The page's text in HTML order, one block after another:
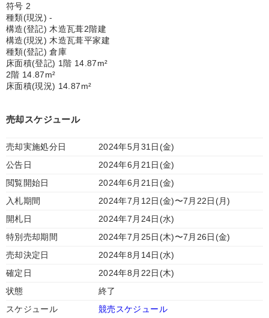
符号 2
種類(現況) -
構造(登記) 木造瓦葺2階建
構造(現況) 木造瓦葺平家建
種類(登記) 倉庫
床面積(登記) 1階 14.87m²
2階 14.87m²
床面積(現況) 14.87m²
売却スケジュール
売却実施処分日
2024年5月31日(金)
公告日
2024年6月21日(金)
閲覧開始日
2024年6月21日(金)
入札期間
2024年7月12日(金)〜7月22日(月)
開札日
2024年7月24日(水)
特別売却期間
2024年7月25日(木)〜7月26日(金)
売却決定日
2024年8月14日(水)
確定日
2024年8月22日(木)
状態
終了
スケジュール
競売スケジュール